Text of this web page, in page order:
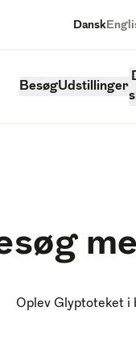
Dansk
BesøgUdstillinger
Oplev Glyptoteket i